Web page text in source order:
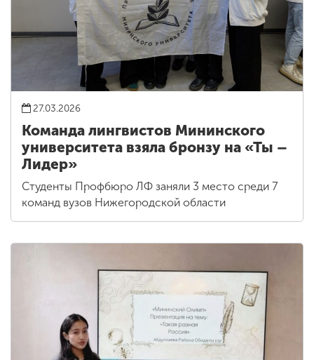
27.03.2026
Команда лингвистов Мининского
университета взяла бронзу на «Ты –
Лидер»
Студенты Профбюро ЛФ заняли 3 место среди 7
команд вузов Нижегородской области